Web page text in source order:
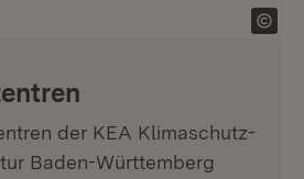
der KEA Klimaschutz-
Baden-Württemberg